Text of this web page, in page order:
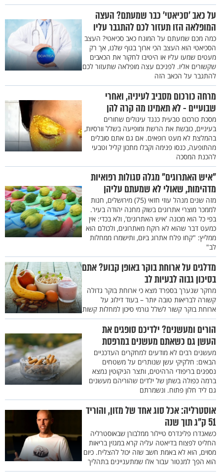
על כאב ’סכיאטי’ כבר שמעתם? העצה
המופלאה הזו תעזור לכם להתגבר עליו
כמה מכם שמעתם על המונח כאב סכיאטי? העצב
הסכיאטי הוא העצב הכי ארוך בגוף שלנו, אך רק
מעטים שמעו עליו או היטיבו לחקור את הכאבים
שקשורים אליו. לפניכם עצה מופלאה שתעזור לכם
להתגבר על הכאב הזה
מרחה כורכום מסביב לעיניה, ואחרי
שבועיים - לא תאמינו מה קרה להן
מסכת כורכום טבעית כנגד עיגולים שחורים
בעיניים, כובשת את הרשת ומופיעה בשלל וורסיות,
בהמלצת לא מעט רופאים. אם גם אתם סובלים
מהתופעה, כנסו פנימה וקבלו מתכון קליל וטבעי
להכנת המסכה
"איש האתרוגים" מגלה סגולות רפואיות
מדהימות, שאולי לא שמעתם עליהן
מזה שנים מנהל עוזי חזאי (75) מירושלים, חנות
לממכר מוצרי אתרוגים בשוק מחנה יהודה בעיר.
בפי כל הוא מכונה 'איש האתרוגים', ולא בכדי: אין
כמעט דבר שהוא לא רוקח מאתרוגים, ולכולם הוא
ממליץ: "קחו פלח אתרוג ביום, ותישמרו ממחלות
לב"
מדלגים על ארוחת בוקר באופן קבוע? אתם
בסיכון גבוה לבעיות לב
מחקר שנערך בספרד מצא כי ארוחת בוקר גדולה
קשורה לבריאות טובה יותר – בעוד דילוג על
ארוחת בוקר קשור לשלל גורמי סיכון למחלות קשות
הורים ומעשנים? ילדיכם סופגים את
העשן גם כשאתם מעשנים במרפסת
מעשנים רבים לא מודעים למחקרים העדכניים
הבאים: חלקיקי עשן שנותרים על משטחים
נספגים בריפודי הרהיטים, ותצר הניקוטין נמצא
ברמה כפולה בשתן של ילדים שהוריהם מעשנים
גם ליד חלון פתוח. ונשמרתם
אוסטרליה: אכל סוג אחד של מזון, והוריד
51 ק"ג תוך שנה
כשאנדרו פלינדרס טיילור ממלבורן שבאוסטרליה
החליט לפצוח בדיאטה עליה קרא במגזין בריאות
מסוים, הוא לא באמת חשב שזה יכול להצליח. כיום
הוא הפך למנטור עבור אלו שמתעניינים בתהליך